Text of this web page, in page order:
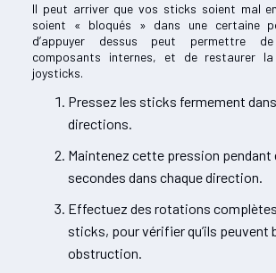
Il peut arriver que vos sticks soient mal
soient « bloqués » dans une certaine
d’appuyer dessus peut permettre
composants internes, et de restaurer
joysticks.
Pressez les sticks fermement
directions.
Maintenez cette pression pendant
secondes dans chaque direction.
Effectuez des rotations
sticks, pour vérifier qu’ils peuvent
obstruction.